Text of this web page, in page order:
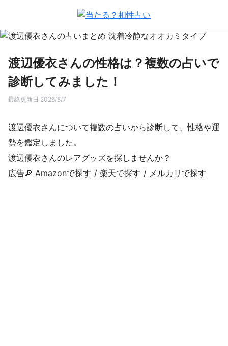
渡辺優衣さんの性格は？複数の占いで
診断してみました！
最終更新日 2026/8/7
渡辺優衣さんについて複数の占いから診断して、性格や運
勢を鑑定しました。
渡辺優衣さんのレアグッズを探しませんか？
広告🔎 Amazonで探す / 楽天で探す / メルカリで探す